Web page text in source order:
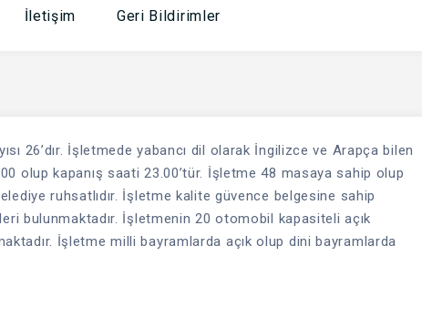
İletişim Geri Bildirimler
26’dır. İşletmede yabancı dil olarak İngilizce ve Arapça bilen
olup kapanış saati 23.00’tür. İşletme 48 masaya sahip olup
ruhsatlıdır. İşletme kalite güvence belgesine sahip
bulunmaktadır. İşletmenin 20 otomobil kapasiteli açık
İşletme milli bayramlarda açık olup dini bayramlarda